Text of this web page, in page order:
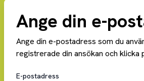
Ange din e-
Ange din e-postadress som du
registrerade din ansökan och klicka
E-postadress